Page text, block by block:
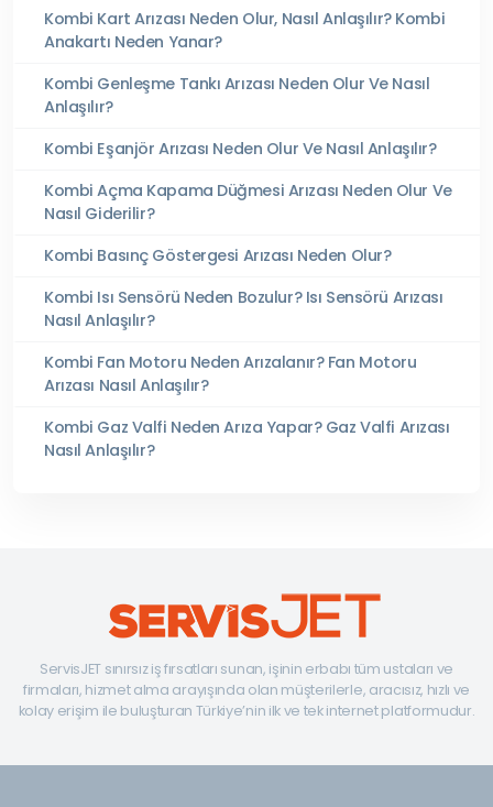
Kombi Kart Arızası Neden Olur, Nasıl Anlaşılır? Kombi
Anakartı Neden Yanar?
Kombi Genleşme Tankı Arızası Neden Olur Ve Nasıl
Anlaşılır?
Kombi Eşanjör Arızası Neden Olur Ve Nasıl Anlaşılır?
Kombi Açma Kapama Düğmesi Arızası Neden Olur Ve
Nasıl Giderilir?
Kombi Basınç Göstergesi Arızası Neden Olur?
Kombi Isı Sensörü Neden Bozulur? Isı Sensörü Arızası
Nasıl Anlaşılır?
Kombi Fan Motoru Neden Arızalanır? Fan Motoru
Arızası Nasıl Anlaşılır?
Kombi Gaz Valfi Neden Arıza Yapar? Gaz Valfi Arızası
Nasıl Anlaşılır?
ServisJET sınırsız iş fırsatları sunan, işinin erbabı tüm ustaları ve
firmaları, hizmet alma arayışında olan müşterilerle, aracısız, hızlı ve
kolay erişim ile buluşturan Türkiye’nin ilk ve tek internet platformudur.